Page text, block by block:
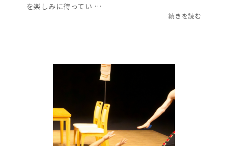
を楽しみに待ってい …
続きを読む